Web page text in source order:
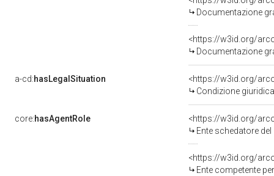
Documentazione
Documentazione
a-cd:hasLegalSituation
Condizione
core:hasAgentRole
<https://w3id.org/
Ente schedatore
Ente competente per